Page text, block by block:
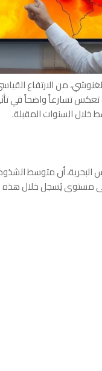
من الارتفاع
تسارعاً واضحاً في
خلال السنوات المقبلة.
أن متوسط
بتاريخ 30 جوان 2026، وهو أعلى